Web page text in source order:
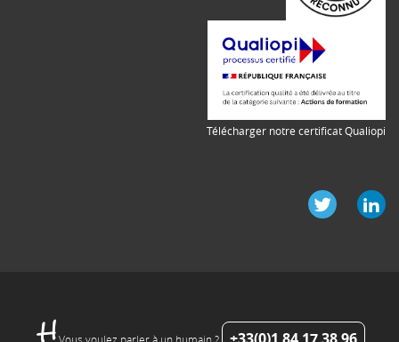
Télécharger notre certificat Qualiopi